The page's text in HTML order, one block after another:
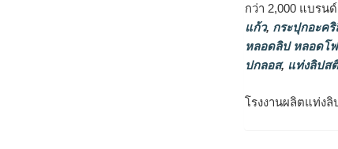
กว่า 2,000 แบรน
แก้ว, กระปุกอะค
หลอดลิป หลอดโ
ปกลอส, แท่งลิปส
โรงงานผลิตแท่ง